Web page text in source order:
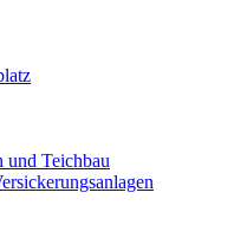
und Teichbau